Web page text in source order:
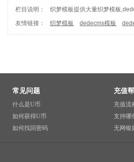
栏目说明：
织梦模板提供大量织梦模板
友情链接：
织梦模板 dedecms模板
常见问题
什么是U币
如何获得U币
如何找回密码
充值
充值流
支持哪
无网银